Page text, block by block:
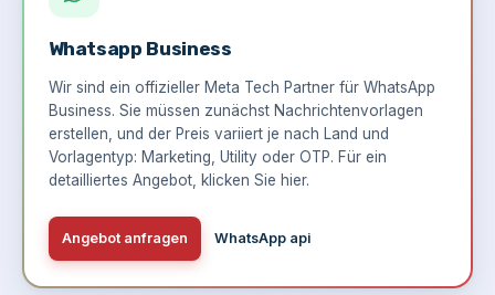
Whatsapp Business
Wir sind ein offizieller Meta Tech Partner für WhatsApp
Business. Sie müssen zunächst Nachrichtenvorlagen
erstellen, und der Preis variiert je nach Land und
Vorlagentyp: Marketing, Utility oder OTP. Für ein
detailliertes Angebot, klicken Sie hier.
Angebot anfragen WhatsApp api